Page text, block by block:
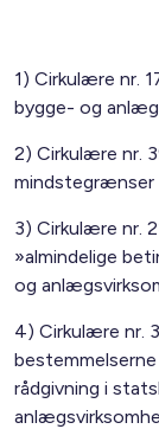
1) Cirkulære nr.
bygge- og
2) Cirkulære nr.
mindstegrænser
3) Cirkulære nr.
»almindelige
og
4) Cirkulære nr.
rådgivning i